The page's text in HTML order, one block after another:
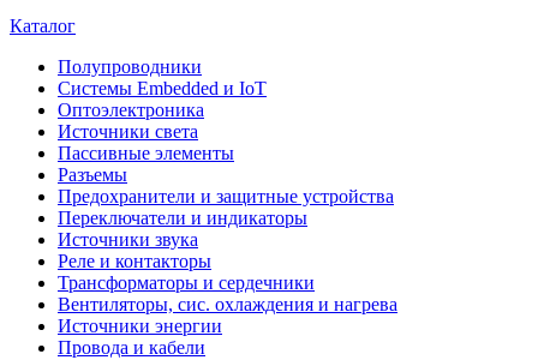
Каталог
Полупроводники
Системы Embedded и IoT
Oптоэлектроника
Источники света
Пассивные элементы
Разъeмы
Предохранители и защитные устройства
Переключатели и индикаторы
Источники звука
Реле и контакторы
Трансформаторы и сердечники
Вентиляторы, сис. охлаждения и нагрева
Источники энергии
Провода и кабели